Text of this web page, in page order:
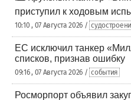
приступил к ходовым
10:10 , 07 Августа 2026 /
ЕС исключил танкер
списков, признав ошибку
09:16 , 07 Августа 2026 / события
Росморпорт объявил